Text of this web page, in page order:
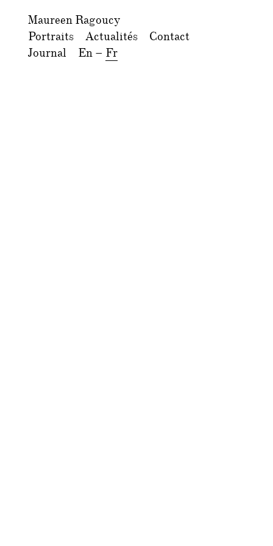
Maureen Ragoucy
Portraits
Actualités
Contact
Journal
En– Fr